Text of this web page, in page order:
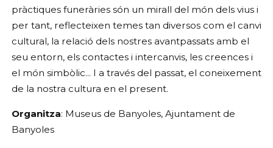
pràctiques funeràries són un mirall del món dels vius i
per tant, reflecteixen temes tan diversos com el canvi
cultural, la relació dels nostres avantpassats amb el
seu entorn, els contactes i intercanvis, les creences i
el món simbòlic... I a través del passat, el coneixement
de la nostra cultura en el present.
Organitza: Museus de Banyoles, Ajuntament de
Banyoles